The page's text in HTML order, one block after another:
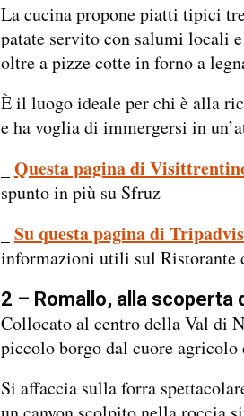
La cucina propone piatti tipici
patate servito con salumi locali
oltre a pizze cotte in forno a
È il luogo ideale per chi è alla
e ha voglia di immergersi in
Questa pagina di
spunto in più su Sfruz
Su questa pagina di
informazioni utili sul Ristorante
2 – Romallo, alla scoperta
Collocato al centro della Val di
piccolo borgo dal cuore agricolo
Si affaccia sulla forra